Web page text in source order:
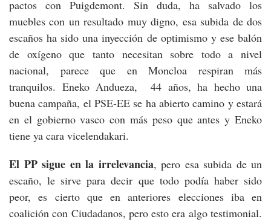
pactos con Puigdemont. Sin duda, ha salvado los
muebles con un resultado muy digno, esa subida de dos
escaños ha sido una inyección de optimismo y ese balón
de oxígeno que tanto necesitan sobre todo a nivel
nacional, parece que en Moncloa respiran más
tranquilos. Eneko Andueza, 44 años, ha hecho una
buena campaña, el PSE-EE se ha abierto camino y estará
en el gobierno vasco con más peso que antes y Eneko
tiene ya cara vicelendakari.
El PP sigue en la irrelevancia, pero esa subida de un
escaño, le sirve para decir que todo podía haber sido
peor, es cierto que en anteriores elecciones iba en
coalición con Ciudadanos, pero esto era algo testimonial.